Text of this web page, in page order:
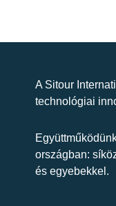
A Sitour
technológiai
országban:
és egyebekkel.